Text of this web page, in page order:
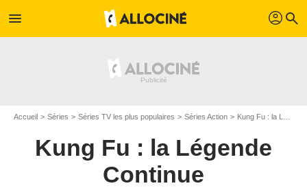
menu profil search
Accueil Séries Séries TV les plus populaires Séries Action Kung Fu : la Légende Continue
Kung Fu : la Légende
Continue